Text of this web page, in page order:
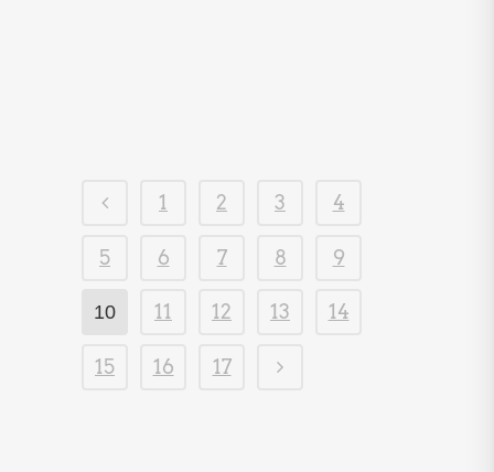
1 2 3 4
5 6 7 8 9
10 11 12 13 14
15 16 17